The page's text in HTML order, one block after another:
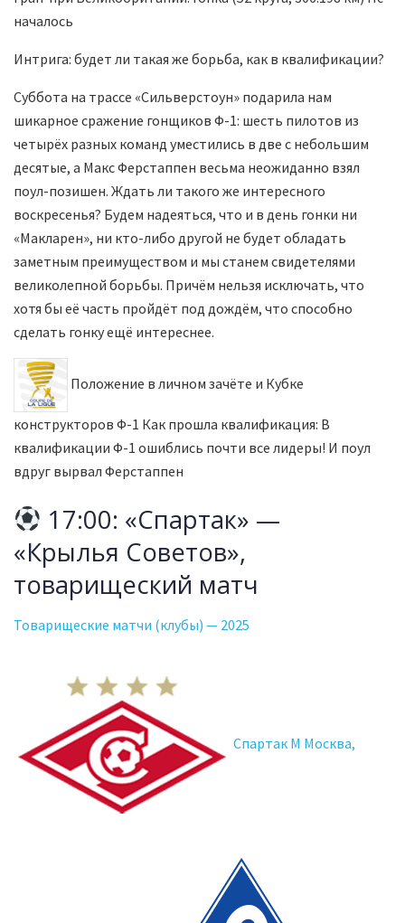
началось
Интрига: будет ли такая же борьба, как в квалификации?
Суббота на трассе «Сильверстоун» подарила нам
шикарное сражение гонщиков Ф-1: шесть пилотов из
четырёх разных команд уместились в две с небольшим
десятые, а Макс Ферстаппен весьма неожиданно взял
поул-позишен. Ждать ли такого же интересного
воскресенья? Будем надеяться, что и в день гонки ни
«Макларен», ни кто-либо другой не будет обладать
заметным преимуществом и мы станем свидетелями
великолепной борьбы. Причём нельзя исключать, что
хотя бы её часть пройдёт под дождём, что способно
сделать гонку ещё интереснее.
Положение в личном зачёте и Кубке
конструкторов Ф-1 Как прошла квалификация: В
квалификации Ф-1 ошиблись почти все лидеры! И поул
вдруг вырвал Ферстаппен
17:00: «Спартак» —
«Крылья Советов»,
товарищеский матч
Товарищеские матчи (клубы) — 2025
Спартак М Москва,